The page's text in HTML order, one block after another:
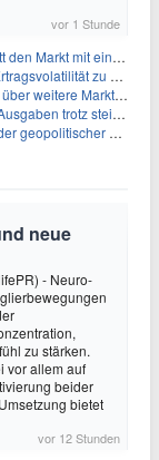
vor 1 Stunde
Boost von 150 Millionen Dollar
zu profitieren
nehmen zu
Ein Warnsignal für das Wachstum
im Persischen Golf
neue
- Neuro-
zu stärken.
vor allem auf
beider
bietet
vor 12 Stunden